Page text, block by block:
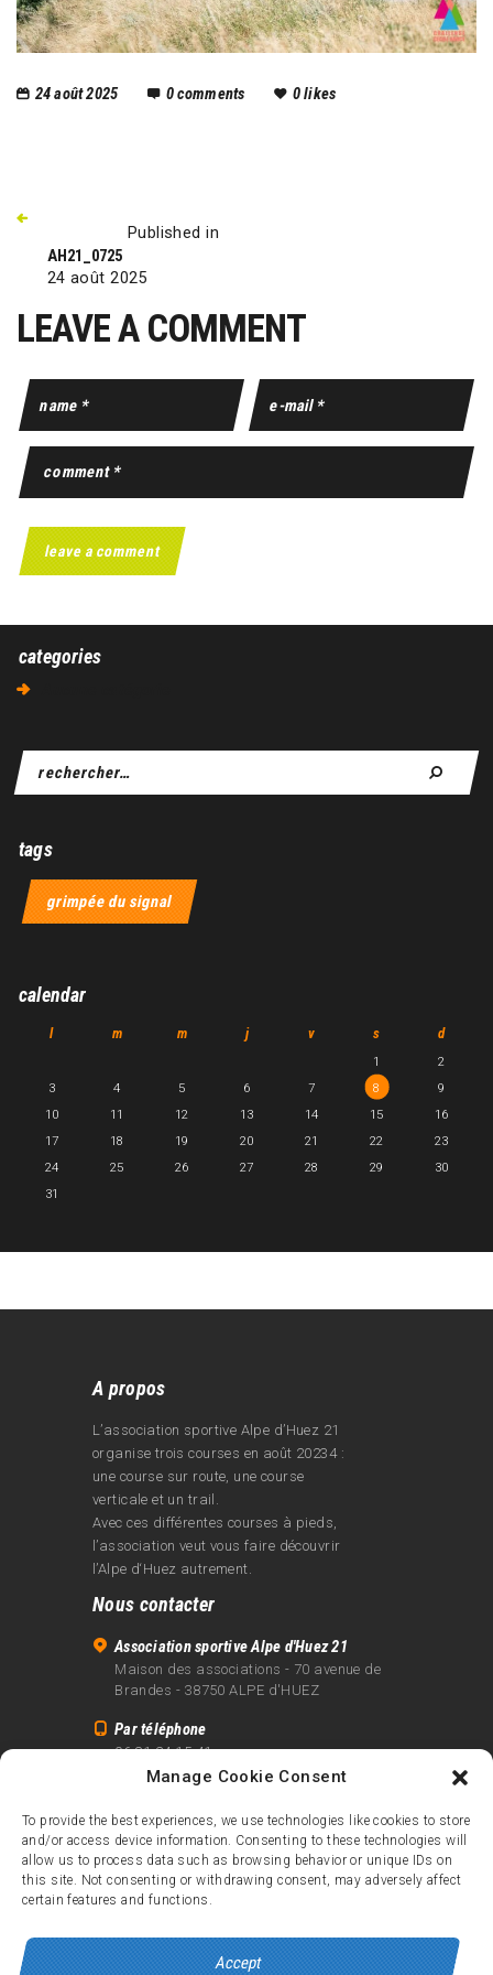
Manage Cookie Consent
To provide the best experiences, we use technologies like cookies to store
and/or access device information. Consenting to these technologies will
allow us to process data such as browsing behavior or unique IDs on
this site. Not consenting or withdrawing consent, may adversely affect
certain features and functions.
Accept
24 août 2025 0comments 0likes
Published in
AH21_0725
24 août 2025
LEAVE A COMMENT
categories
tags
grimpée du signal
calendar
l m m j v s d
1
2
3
4 5 6 7 8
9
10
11 12 13 14 15
16
17
18 19 20 21 22
23
24
25 26 27 28 29
30
31
A propos
L’association sportive Alpe d’Huez 21
organise trois courses en août 20234 :
une course sur route, une course
verticale et un trail.
Avec ces différentes courses à pieds,
l’association veut vous faire découvrir
l’Alpe d‘Huez autrement.
Nous contacter
Association sportive Alpe d'Huez 21
Maison des associations - 70 avenue de
Brandes - 38750 ALPE d'HUEZ
Par téléphone
06 81 24 15 41
info@alpe21.fr
Mentions légales
Contact
crédits